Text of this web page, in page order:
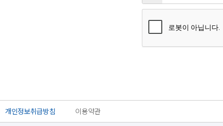
개인정보취급방침 이용약관